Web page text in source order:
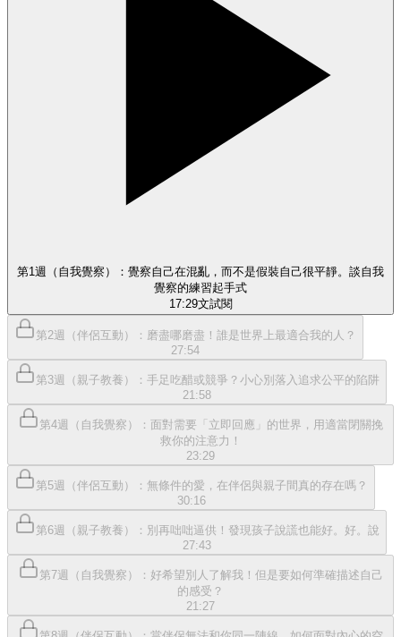
第1週（自我覺察）：覺察自己在混亂，而不是假裝自己很平靜。談自我
覺察的練習起手式
17:29文試閱
第2週（伴侶互動）：磨盡哪磨盡！誰是世界上最適合我的人？
27:54
第3週（親子教養）：手足吃醋或競爭？小心別落入追求公平的陷阱
21:58
第4週（自我覺察）：面對需要「立即回應」的世界，用適當閉關挽
救你的注意力！
23:29
第5週（伴侶互動）：無條件的愛，在伴侶與親子間真的存在嗎？
30:16
第6週（親子教養）：別再咄咄逼供！發現孩子說謊也能好。好。說
27:43
第7週（自我覺察）：好希望別人了解我！但是要如何準確描述自己
的感受？
21:27